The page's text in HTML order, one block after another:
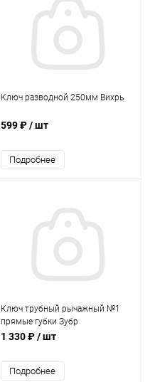
Ключ разводной 250мм Вихрь
599 ₽/ шт
Подробнее
Ключ трубный рычажный №1
прямые губки Зубр
1 330 ₽/ шт
Подробнее